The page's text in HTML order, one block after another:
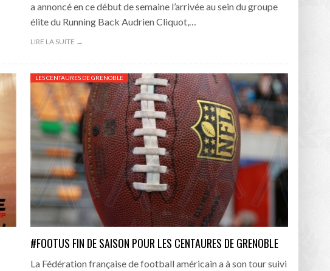
a annoncé en ce début de semaine l’arrivée au sein du groupe
élite du Running Back Audrien Cliquot,…
LIRE LA SUITE →
LES CENTAURES DE GRENOBLE
#FOOTUS FIN DE SAISON POUR LES CENTAURES DE GRENOBLE
La Fédération française de football américain a à son tour suivi